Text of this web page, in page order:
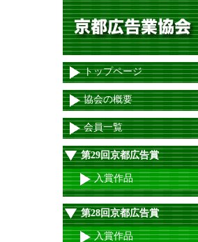
トップページ
協会の概要
会員一覧
第29回京都広告賞
入賞作品
第28回京都広告賞
入賞作品